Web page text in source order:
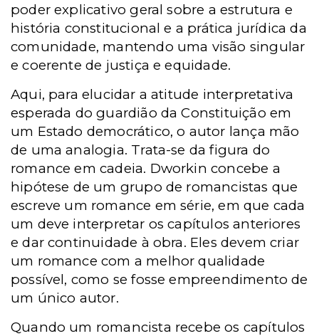
poder explicativo geral sobre a estrutura e
história constitucional e a prática jurídica da
comunidade, mantendo uma visão singular
e coerente de justiça e equidade.
Aqui, para elucidar a atitude interpretativa
esperada do guardião da Constituição em
um Estado democrático, o autor lança mão
de uma analogia. Trata-se da figura do
romance em cadeia. Dworkin concebe a
hipótese de um grupo de romancistas que
escreve um romance em série, em que cada
um deve interpretar os capítulos anteriores
e dar continuidade à obra. Eles devem criar
um romance com a melhor qualidade
possível, como se fosse empreendimento de
um único autor.
Quando um romancista recebe os capítulos